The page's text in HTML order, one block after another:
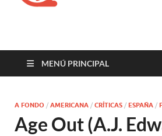
Cine maldito
MENÚ PRINCIPAL
A FONDO / AMERICANA / CRÍTICAS / ESPAÑA /
Age Out (A.J.